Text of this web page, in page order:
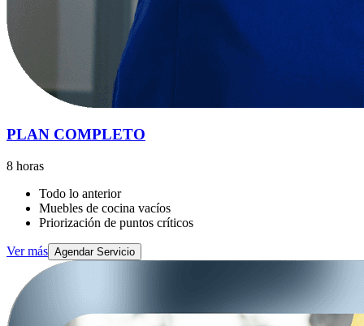
PLAN COMPLETO
8 horas
Todo lo anterior
Muebles de cocina vacíos
Priorización de puntos críticos
Ver más Agendar Servicio